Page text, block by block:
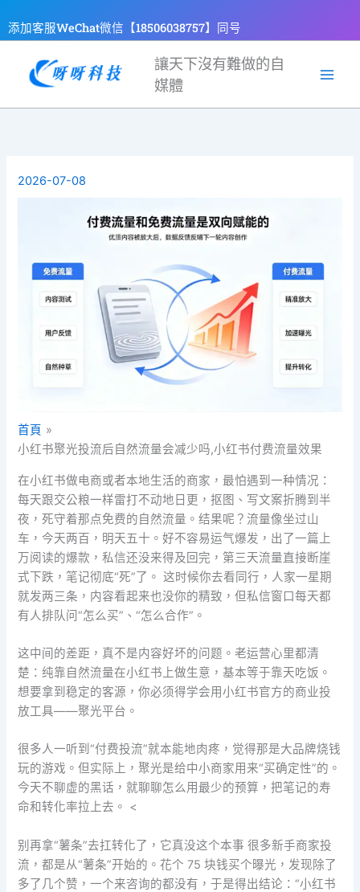
至
容
添加客服WeChat微信【18506038757】同号
讓天下沒有難做的自
媒體
2026-07-08
首頁
小红书聚光投流后自然流量会减少吗,小红书付费流量效果
在小红书做电商或者本地生活的商家，最怕遇到一种情况：
每天跟交公粮一样雷打不动地日更，抠图、写文案折腾到半
夜，死守着那点免费的自然流量。结果呢？流量像坐过山
车，今天两百，明天五十。好不容易运气爆发，出了一篇上
万阅读的爆款，私信还没来得及回完，第三天流量直接断崖
式下跌，笔记彻底“死”了。 这时候你去看同行，人家一星期
就发两三条，内容看起来也没你的精致，但私信窗口每天都
有人排队问“怎么买”、“怎么合作”。
这中间的差距，真不是内容好坏的问题。老运营心里都清
楚：纯靠自然流量在小红书上做生意，基本等于靠天吃饭。
想要拿到稳定的客源，你必须得学会用小红书官方的商业投
放工具——聚光平台。
很多人一听到“付费投流”就本能地肉疼，觉得那是大品牌烧钱
玩的游戏。但实际上，聚光是给中小商家用来“买确定性”的。
今天不聊虚的黑话，就聊聊怎么用最少的预算，把笔记的寿
命和转化率拉上去。 <
别再拿“薯条”去扛转化了，它真没这个本事 很多新手商家投
流，都是从“薯条”开始的。花个 75 块钱买个曝光，发现除了
多了几个赞，一个来咨询的都没有，于是得出结论：“小红书